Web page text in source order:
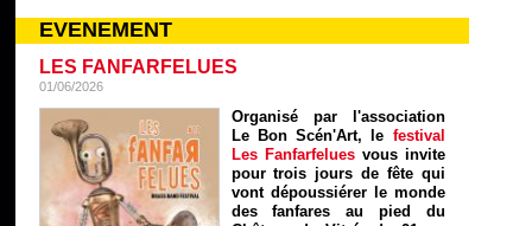
EVENEMENT
LES FANFARFELUES
01/06/2026
Organisé par l'association
Le Bon Scén'Art, le festival
Les Fanfarfelues vous invite
pour trois jours de fête qui
vont dépoussiérer le monde
des fanfares au pied du